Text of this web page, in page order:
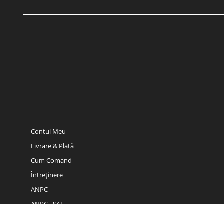
Contul Meu
Livrare & Plată
Cum Comand
Întreținere
ANPC